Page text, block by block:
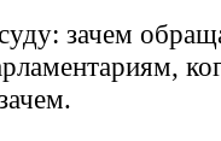
зачем